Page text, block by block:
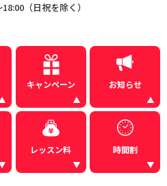
（日祝を除く）
キャンペーン お知らせ
レッスン料 時間割